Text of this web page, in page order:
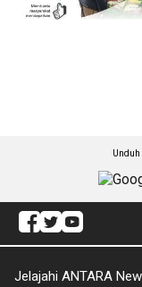
Unduh
Jelajahi ANTARA